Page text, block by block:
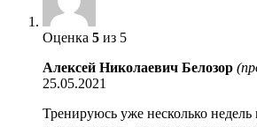
Оценка 5 из 5
Алексей Николаевич Белозор
25.05.2021
Тренируюсь уже несколько